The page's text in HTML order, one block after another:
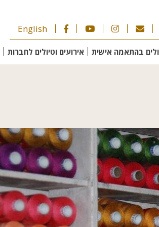
English
בהתאמה אישית אירועים וטיולים לחברות